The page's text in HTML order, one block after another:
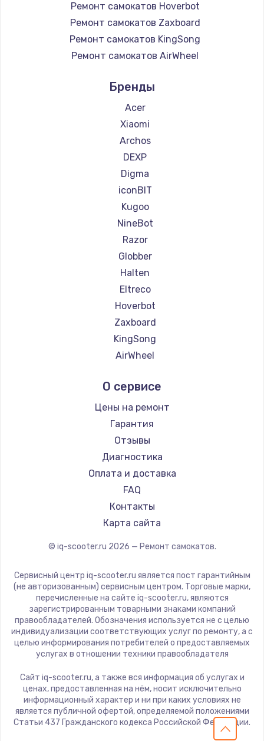
Ремонт самокатов Hoverbot
Ремонт самокатов Zaxboard
Ремонт самокатов KingSong
Ремонт самокатов AirWheel
Ремонт самокатов Hunter
Ремонт самокатов Shorner
Ремонт самокатов Joyor
Ремонт самокатов Minimotors
Ремонт самокатов Bork
Ремонт самокатов Segway
Ремонт самокатов KIRIN
Бренды
Acer
Xiaomi
Archos
DEXP
Digma
iconBIT
Kugoo
NineBot
Razor
Globber
Halten
Eltreco
Hoverbot
Zaxboard
KingSong
AirWheel
Hunter
Shorner
Joyor
Minimotors
Bork
Segway
KIRIN
О сервисе
Цены на ремонт
Гарантия
Отзывы
Диагностика
Оплата и доставка
FAQ
Контакты
Карта сайта
© iq-scooter.ru 2026 — Ремонт самокатов.
Сервисный центр iq-scooter.ru является пост гарантийным
(не авторизованным) сервисным центром. Торговые марки,
перечисленные на сайте iq-scooter.ru, являются
зарегистрированным товарными знаками компаний
правообладателей. Обозначения используется не с целью
индивидуализации соответствующих услуг по ремонту, а с
целью информирования потребителей о предоставляемых
услугах в отношении техники правообладателя
Сайт iq-scooter.ru, а также вся информация об услугах и
ценах, предоставленная на нём, носит исключительно
информационный характер и ни при каких условиях не
является публичной офертой, определяемой положениями
Статьи 437 Гражданского кодекса Российской Федерации.